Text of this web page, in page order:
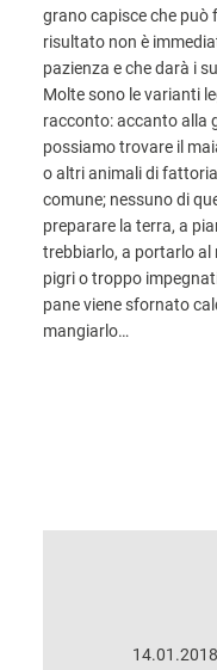
grano capisce che può
risultato non è
pazienza e che darà i
Molte sono le varianti
racconto: accanto alla
possiamo trovare il
o altri animali di
comune; nessuno di
preparare la terra, a
trebbiarlo, a portarlo al
pigri o troppo
pane viene sfornato
mangiarlo…